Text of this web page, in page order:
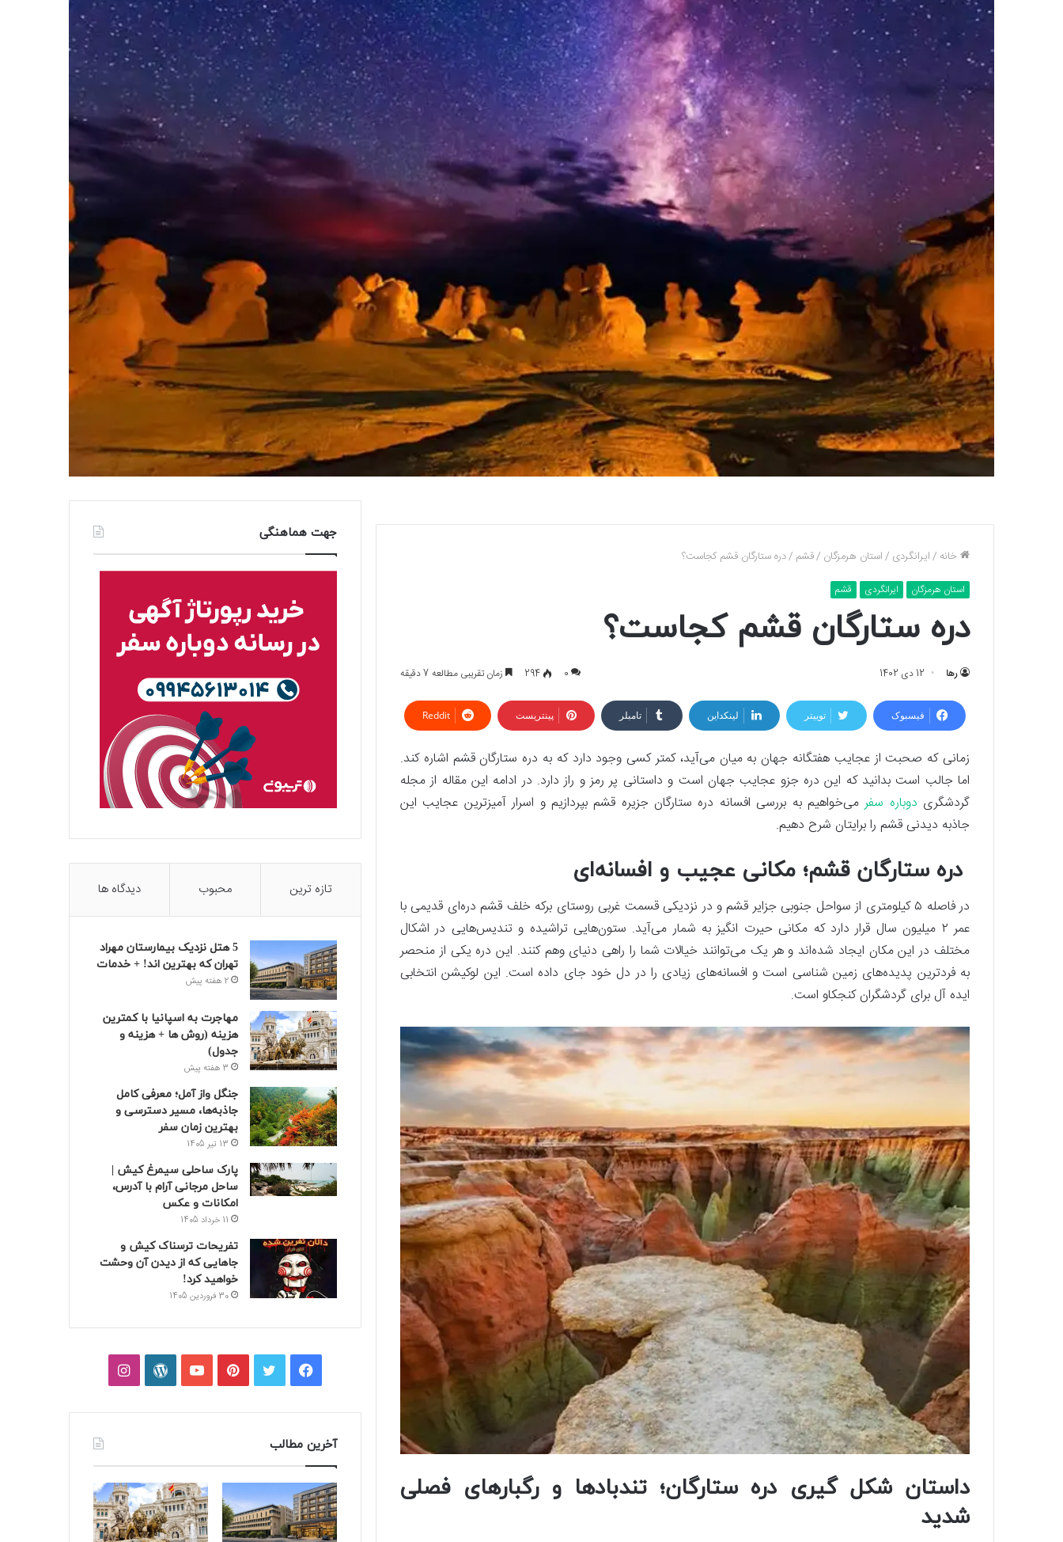
خانه /ایرانگردی /استان هرمزگان /قشم /دره ستارگان قشم کجاست؟
استان هرمزگان ایرانگردی قشم
دره ستارگان قشم کجاست؟
رها 12 دی 1402 0
294 زمان تقریبی مطالعه 7 دقیقه
فیسبوک توییتر لینکداین تامبلر پینتریست Reddit
زمانی که صحبت از عجایب هفتگانه جهان به میان می‌آید، کمتر کسی وجود دارد که به دره ستارگان قشم اشاره کند.
اما جالب است بدانید که این دره جزو عجایب جهان است و داستانی پر رمز و راز دارد.‌ در ادامه این مقاله از مجله
گردشگری دوباره سفرمی‌خواهیم به بررسی افسانه دره ستارگان جزیره قشم بپردازیم و اسرار آمیزترین عجایب این
جاذبه دیدنی قشم را برایتان شرح دهیم.
دره ستارگان قشم؛ مکانی عجیب و افسانه‌ای
در فاصله ۵ کیلومتری از سواحل جنوبی جزایر قشم و در نزدیکی قسمت غربی روستای برکه خلف قشم دره‌ای قدیمی با
عمر ۲ میلیون سال قرار دارد که مکانی حیرت انگیز به شمار می‌آید. ستون‌هایی تراشیده و تندیس‌هایی در اشکال
مختلف در این مکان ایجاد شده‌اند و هر یک می‌توانند خیالات شما را راهی دنیای وهم کنند. این دره یکی از منحصر
به فردترین پدیده‌های زمین شناسی است و افسانه‌های زیادی را در دل خود جای داده است. این لوکیشن انتخابی
ایده آل برای گردشگران کنجکاو است.
داستان شکل گیری دره ستارگان؛ تندبادها و رگبارهای فصلی
شدید
جهت هماهنگی
تازه ترین محبوب دیدگاه ها
5 هتل نزدیک بیمارستان مهراد
تهران که بهترین‌ اند! + خدمات
2 هفته پیش
مهاجرت به اسپانیا با کمترین
هزینه (روش ها + هزینه و
جدول)
3 هفته پیش
جنگل واز آمل؛ معرفی کامل
جاذبه‌ها، مسیر دسترسی و
بهترین زمان سفر
13 تیر 1405
پارک ساحلی سیمرغ کیش |
ساحل مرجانی آرام با آدرس،
امکانات و عکس
11 خرداد 1405
تفریحات ترسناک کیش و
جاهایی که از دیدن آن وحشت
خواهید کرد!
30 فروردین 1405
فیسبوکتوییترپینتریستیوتیوبوردپرساینستاگرام
آخرین مطالب